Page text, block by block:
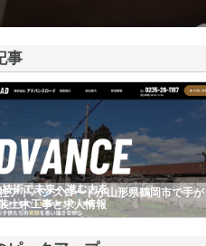
事
アドバンスロードが山形県鶴岡市で手が
土木工事と求人情報